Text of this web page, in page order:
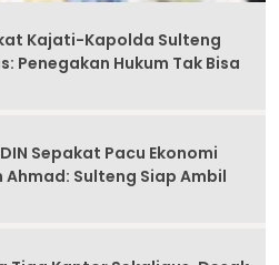
Kajati-Kapolda Sulteng
Penegakan Hukum Tak Bisa
Sepakat Pacu Ekonomi
Sulteng Siap Ambil